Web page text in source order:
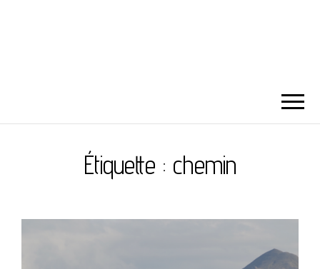
Étiquette : chemin